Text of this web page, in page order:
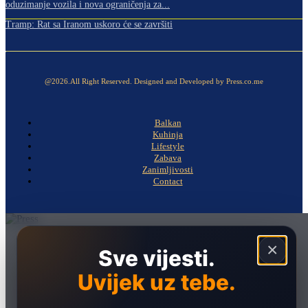
oduzimanje vozila i nova ograničenja za...
Tramp: Rat sa Iranom uskoro će se završiti
@2026.All Right Reserved. Designed and Developed by Press.co.me
Balkan
Kuhinja
Lifestyle
Zabava
Zanimljivosti
Contact
×
Sve vijesti.
Uvijek uz tebe.